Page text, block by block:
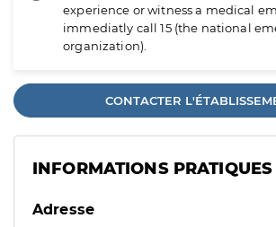
experience or witness a medical
immediatly call 15 (the national
organization).
CONTACTER
INFORMATIONS PRATIQUES
Adresse